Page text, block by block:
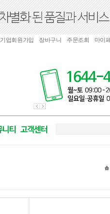
기업회원가입 장바구니 주문조회 마이